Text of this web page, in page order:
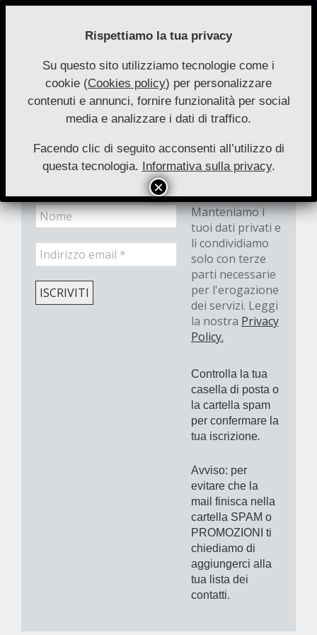
Skip
Nuove
Autonomie
Primary
Navigation
Menu
Manteniamo i
tuoi dati privati e
li condividiamo
solo con terze
parti necessarie
per l'erogazione
dei servizi. Leggi
la nostra Privacy
Policy.
Controlla la tua
casella di posta o
la cartella spam
per confermare la
tua iscrizione.
Avviso: per
evitare che la
mail finisca nella
cartella SPAM o
PROMOZIONI ti
chiediamo di
aggiungerci alla
tua lista dei
contatti.
Rispettiamo la tua privacy
Su questo sito utilizziamo tecnologie come i
cookie (Cookies policy) per personalizzare
contenuti e annunci, fornire funzionalità per social
media e analizzare i dati di traffico.
Facendo clic di seguito acconsenti all’utilizzo di
questa tecnologia. Informativa sulla privacy.